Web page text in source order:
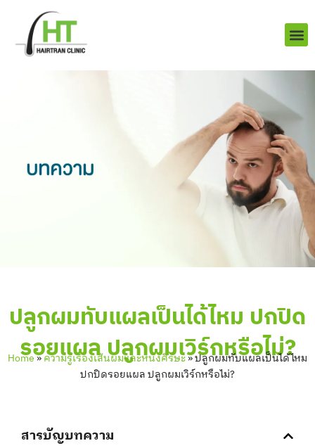
content
ปลูกผมทับแผลเป็นได้ไหม ปกปิด
รอยแผล ปลูกผมเวิร์กหรือไม่?
Home»ความรู้เรื่องเส้นผมและหนังศีรษะ»ปลูกผมทับแผลเป็นได้ไหม
ปกปิดรอยแผล ปลูกผมเวิร์กหรือไม่?
สารบัญบทความ